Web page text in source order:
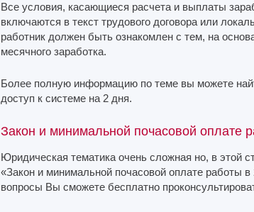
Все условия, касающиеся расчета и выплаты
включаются в текст трудового договора или
работник должен быть ознакомлен с тем, на
месячного заработка.
Более полную информацию по теме вы можете
доступ к системе на 2 дня.
Закон и минимальной почасовой оплате
Юридическая тематика очень сложная но, в этой
«Закон и минимальной почасовой оплате работы
вопросы Вы сможете бесплатно